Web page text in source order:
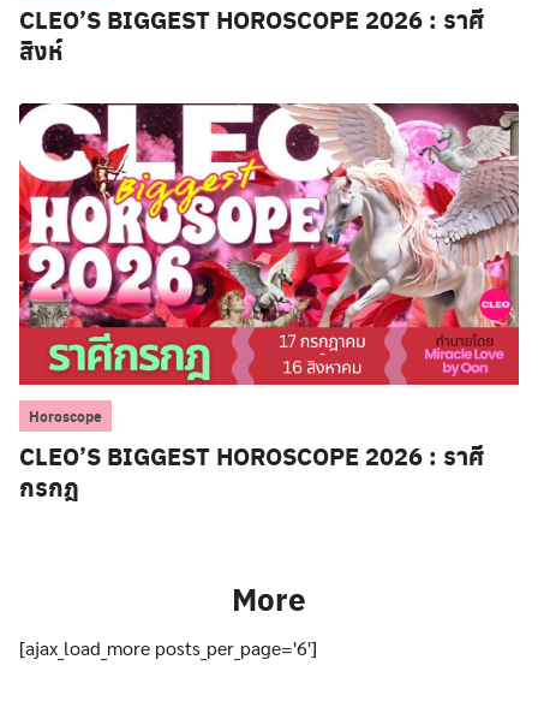
CLEO’S BIGGEST HOROSCOPE 2026 : ราศี
สิงห์
Horoscope
CLEO’S BIGGEST HOROSCOPE 2026 : ราศี
กรกฎ
More
[ajax_load_more posts_per_page='6']